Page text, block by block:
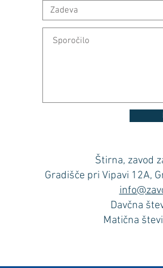
Štirna, zavod
Gradišče pri Vipavi 12A,
Davčna
Matična